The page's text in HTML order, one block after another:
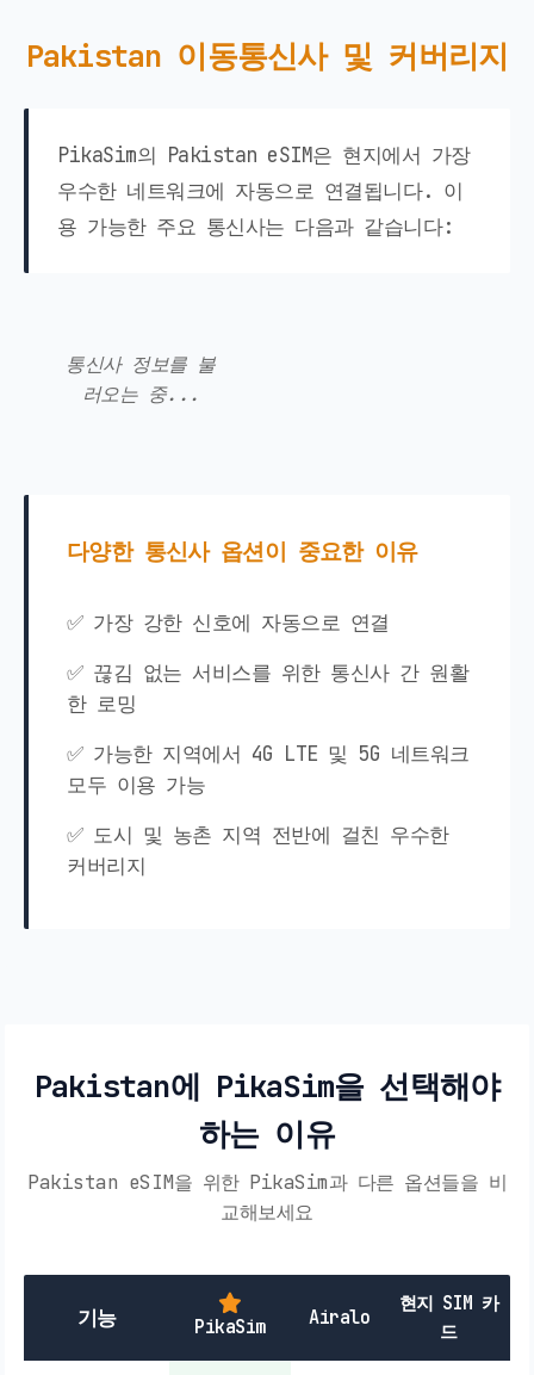
Pakistan 이동통신사 및 커버리지
PikaSim의 Pakistan eSIM은 현지에서 가장
우수한 네트워크에 자동으로 연결됩니다. 이
용 가능한 주요 통신사는 다음과 같습니다:
통신사 정보를 불
러오는 중...
다양한 통신사 옵션이 중요한 이유
✅ 가장 강한 신호에 자동으로 연결
✅ 끊김 없는 서비스를 위한 통신사 간 원활
한 로밍
✅ 가능한 지역에서 4G LTE 및 5G 네트워크
모두 이용 가능
✅ 도시 및 농촌 지역 전반에 걸친 우수한
커버리지
Pakistan에 PikaSim을 선택해야
하는 이유
Pakistan eSIM을 위한 PikaSim과 다른 옵션들을 비
교해보세요
기능 PikaSim Airalo
현지 SIM 카
드